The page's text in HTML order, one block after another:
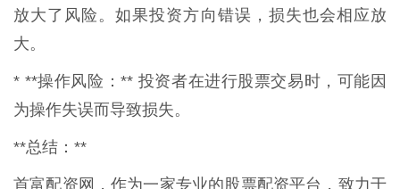
放大了风险。如果投资方向错误，损失也会相应放
大。
* **操作风险：** 投资者在进行股票交易时，可能因
为操作失误而导致损失。
**总结：**
首富配资网，作为一家专业的股票配资平台，致力于